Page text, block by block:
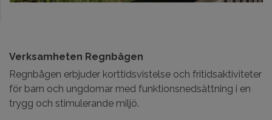
Verksamheten Regnbågen
Regnbågen erbjuder korttidsvistelse och fritidsaktiviteter
för barn och ungdomar med funktionsnedsättning i en
trygg och stimulerande miljö.